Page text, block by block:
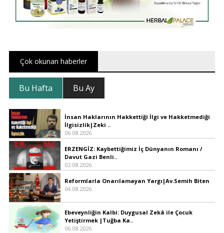
Çok okunan haberler
Bu Hafta Bu Ay
İnsan Haklarının Hakkettiği İlgi ve Hakketmediği
İlgisizlik|Zeki ..
06.08.2026
ERZENGİZ: Kaybettiğimiz İç Dünyanın Romanı /
Davut Gazi Benli..
02.08.2026
Reformlarla Onarılamayan Yargı|Av.Semih Biten
04.08.2026
Ebeveynliğin Kalbi: Duygusal Zekâ ile Çocuk
Yetiştirmek |Tuğba Ka..
06.08.2026